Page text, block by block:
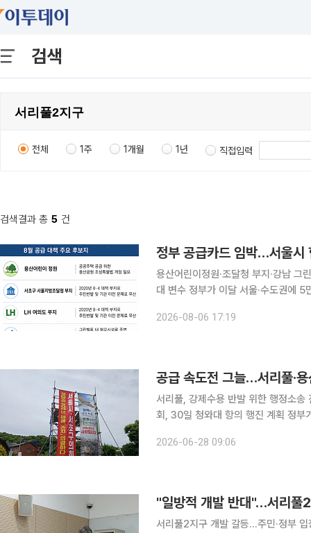
검색
전체 1주 1개월 1년 직접입력
검색결과 총 5 건
용산어린이정원·조달청 부지·강남 그
대 변수 정부가 이달 서울·수도권에 5만 가구 이상을 추가 공급하는 내용을 담은 부동산 공급대책을
남권 그린벨트 등이 유력 후보지로 거
2026-08-06 17:19
공급 속도전 그늘…서리풀·용
서리풀, 강제수용 반발 위한 행정소송
회, 30일 청와대 항의 행진 계획 정부가 집값 안정을 위해 ‘공급 속도전’을 내세웠지만 서리풀과 과
일방적 개발이 아닌 기존 주민들과의
2026-06-28 09:06
"일방적 개발 반대"…서리풀
서리풀2지구 개발 갈등…주민·정부